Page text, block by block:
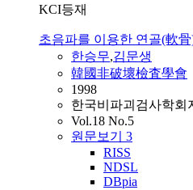
KCI등재
초음파를 이용한 연골(軟
한승무,김문생
韓國非破壞檢査學會
1998
한국비파괴검사학회
Vol.18 No.5
원문보기 3
RISS
NDSL
DBpia